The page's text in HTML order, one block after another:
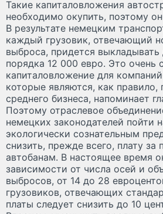
Такие капиталовложения
необходимо окупить, поэтому
В результате немецким
каждый грузовик, отвечающий
выброса, придется выкладывать
порядка 12 000 евро. Это очень
капиталовложение для
которые являются, как правило,
среднего бизнеса, напоминает
Поэтому отраслевое
немецких законодателей пойти
экологически сознательным
снизить, прежде всего, плату
автобанам. В настоящее время
зависимости от числа осей и
выбросов, от 14 до 28
грузовиков, отвечающих
платы следует снизить до 10